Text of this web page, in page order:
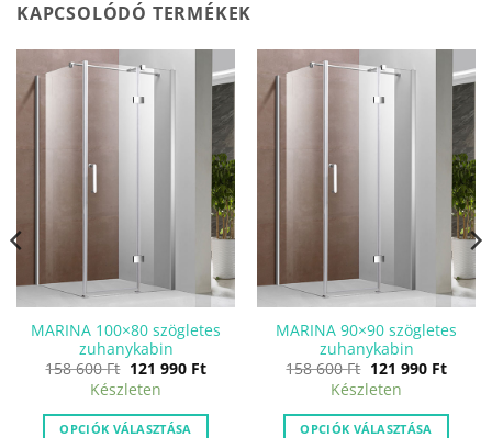
KAPCSOLÓDÓ TERMÉKEK
MARINA 100×80 szögletes
zuhanykabin
158 600Ft Original
price
was:
158
600 Ft.
121 990 FtCurrent
121
Készleten
OPCIÓK VÁLASZTÁSA
MARINA 90×90 szögletes
zuhanykabin
158 600Ft Original
price
was:
158
600 Ft.
121 990 Ft
121
Készleten
OPCIÓK VÁLASZTÁSA